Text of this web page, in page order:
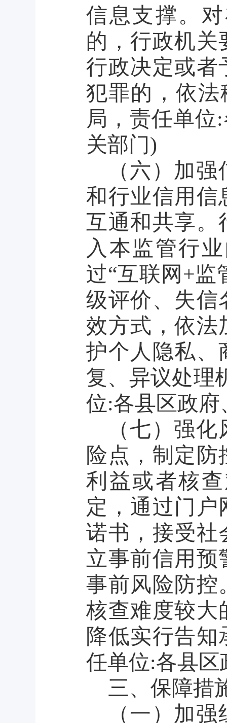
信息支撑。
的，行政机关
行政决定或者
犯罪的，依
局，责任单位
关部门)
（六）加
和行业信用信
互通和共享。
入本监管行
过“互联网+监
级评价、失信
效方式，依法
护个人隐私、
复、异议处理
位:各县区政
（七）强
险点，制定
利益或者核
定，通过门户
诺书，接受社
立事前信用预
事前风险防控
核查难度较大
降低实行告
任单位:各县区
三、保障措
（一）加